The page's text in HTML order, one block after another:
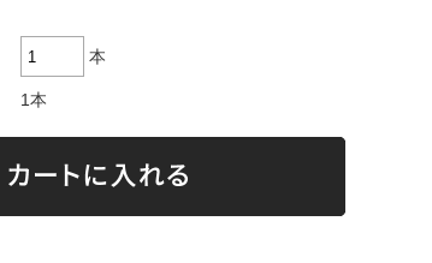
本
1本